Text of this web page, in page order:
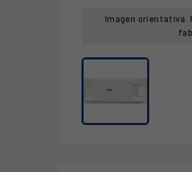
Imagen orientativa.